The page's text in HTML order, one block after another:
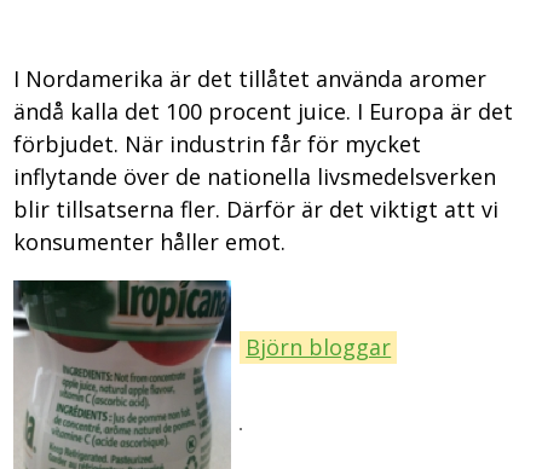
I Nordamerika är det tillåtet använda aromer
ändå kalla det 100 procent juice. I Europa är det
förbjudet. När industrin får för mycket
inflytande över de nationella livsmedelsverken
blir tillsatserna fler. Därför är det viktigt att vi
konsumenter håller emot.
Björn bloggar